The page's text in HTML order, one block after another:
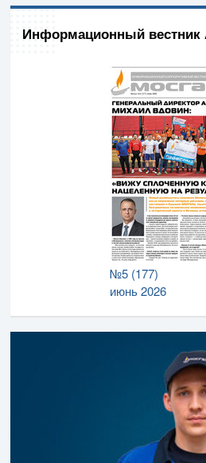
Информационный
№5 (177)
июнь 2026